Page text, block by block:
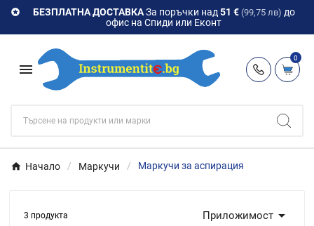
 БЕЗПЛАТНА ДОСТАВКАЗа поръчки над 51 € (99,75 лв) до
офис на Спиди или Еконт

0
Начало Маркучи Маркучи за аспирация
3 продукта Приложимост 